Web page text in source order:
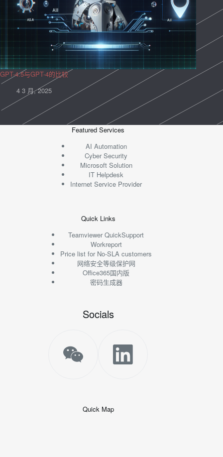
GPT-4.5与GPT-4的比较
4 3 月, 2025
Featured Services
AI Automation
Cyber Security
Microsoft Solution
IT Helpdesk
Internet Service Provider
Quick Links
Teamviewer QuickSupport
Workreport
Price list for No-SLA customers
网络安全等级保护网
Office365国内版
密码生成器
Socials
Quick Map